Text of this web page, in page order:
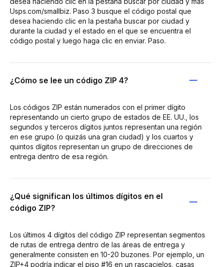
Usps.com/smallbiz. Paso 3 busque el código postal que
desea haciendo clic en la pestaña buscar por ciudad y
durante la ciudad y el estado en el que se encuentra el
código postal y luego haga clic en enviar. Paso.
¿Cómo se lee un código ZIP 4?
Los códigos ZIP están numerados con el primer dígito
representando un cierto grupo de estados de EE. UU., los
segundos y terceros dígitos juntos representan una región
en ese grupo (o quizás una gran ciudad) y los cuartos y
quintos dígitos representan un grupo de direcciones de
entrega dentro de esa región.
¿Qué significan los últimos dígitos en el
código ZIP?
Los últimos 4 dígitos del código ZIP representan segmentos
de rutas de entrega dentro de las áreas de entrega y
generalmente consisten en 10-20 buzones. Por ejemplo, un
ZIP+4 podría indicar el piso #16 en un rascacielos, casas